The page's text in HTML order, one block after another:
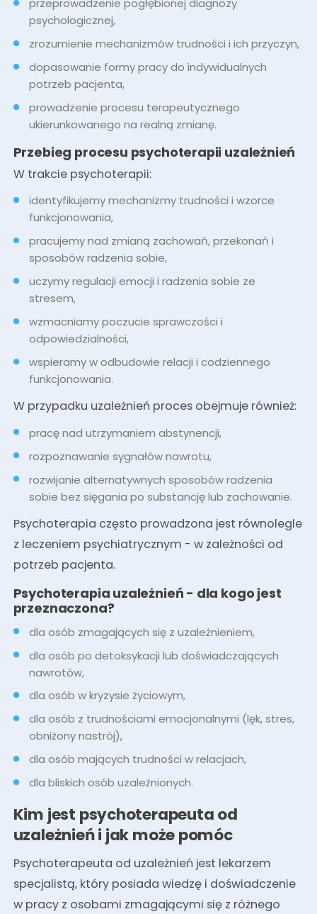
przeprowadzenie pogłębionej diagnozy
psychologicznej,
zrozumienie mechanizmów trudności i ich przyczyn,
dopasowanie formy pracy do indywidualnych
potrzeb pacjenta,
prowadzenie procesu terapeutycznego
ukierunkowanego na realną zmianę.
Przebieg procesu psychoterapii uzależnień
W trakcie psychoterapii:
identyfikujemy mechanizmy trudności i wzorce
funkcjonowania,
pracujemy nad zmianą zachowań, przekonań i
sposobów radzenia sobie,
uczymy regulacji emocji i radzenia sobie ze
stresem,
wzmacniamy poczucie sprawczości i
odpowiedzialności,
wspieramy w odbudowie relacji i codziennego
funkcjonowania.
W przypadku uzależnień proces obejmuje również:
pracę nad utrzymaniem abstynencji,
rozpoznawanie sygnałów nawrotu,
rozwijanie alternatywnych sposobów radzenia
sobie bez sięgania po substancję lub zachowanie.
Psychoterapia często prowadzona jest równolegle
z leczeniem psychiatrycznym - w zależności od
potrzeb pacjenta.
Psychoterapia uzależnień - dla kogo jest
przeznaczona?
dla osób zmagających się z uzależnieniem,
dla osób po detoksykacji lub doświadczających
nawrotów,
dla osób w kryzysie życiowym,
dla osób z trudnościami emocjonalnymi (lęk, stres,
obniżony nastrój),
dla osób mających trudności w relacjach,
dla bliskich osób uzależnionych.
Kim jest psychoterapeuta od
uzależnień i jak może pomóc
Psychoterapeuta od uzależnień jest lekarzem
specjalistą, który posiada wiedzę i doświadczenie
w pracy z osobami zmagającymi się z różnego